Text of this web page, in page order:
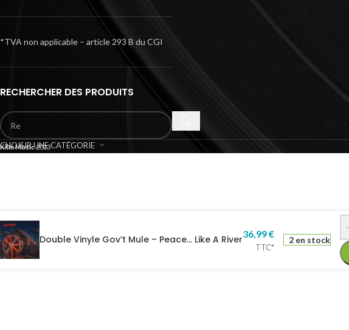
*TVA non applicable – article 293 B du CGI
RECHERCHER DES PRODUITS
CHOISIR UNE CATÉGORIE
Kilm Music2023
Double Vinyle Gov’t Mule – Peace… Like A River36,99€
TTC*
2 en stock
-